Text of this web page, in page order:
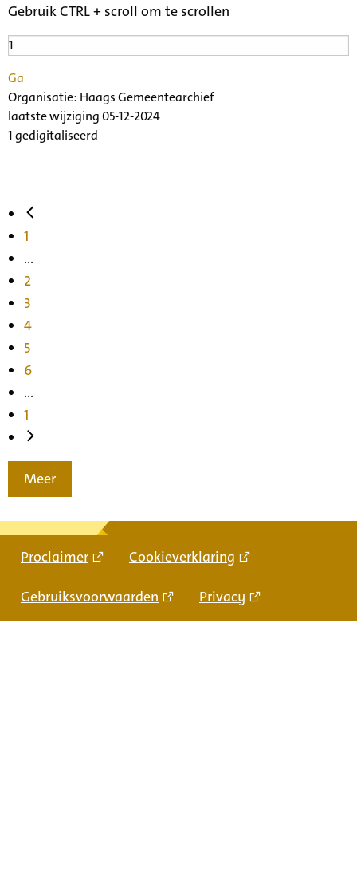
Gebruik CTRL + scroll om te scrollen
Ga
Organisatie: Haags Gemeentearchief
laatste wijziging 05-12-2024
1 gedigitaliseerd
1
...
2
3
4
5
6
...
1
Meer
Proclaimer Cookieverklaring
Gebruiksvoorwaarden Privacy